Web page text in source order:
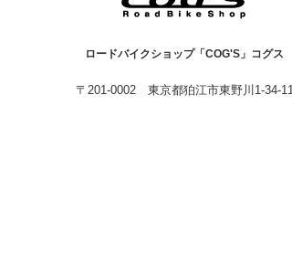
ロードバイクショップ「COG'S」コグス
〒201-0002 東京都狛江市東野川1-34-11